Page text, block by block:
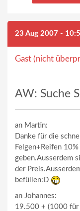
23 Aug 2007 -
Gast (nicht
AW: Suche
an Martin:
Danke für die
Felgen+Reifen
geben.Ausserdem
der
befüllen:D
an Johannes:
19.500 + (1000 für